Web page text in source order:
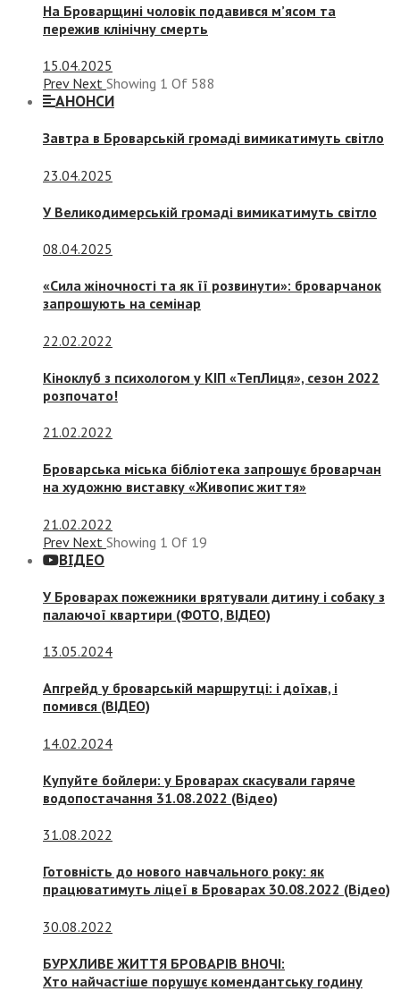
На Броварщині чоловік подавився м’ясом та
пережив клінічну смерть
15.04.2025
Prev Next Showing 1 Of 588
АНОНСИ
Завтра в Броварській громаді вимикатимуть світло
23.04.2025
У Великодимерській громаді вимикатимуть світло
08.04.2025
«Сила жіночності та як її розвинути»: броварчанок
запрошують на семінар
22.02.2022
Кіноклуб з психологом у КІП «ТепЛиця», сезон 2022
розпочато!
21.02.2022
Броварська міська бібліотека запрошує броварчан
на художню виставку «Живопис життя»
21.02.2022
Prev Next Showing 1 Of 19
ВІДЕО
У Броварах пожежники врятували дитину і собаку з
палаючої квартири (ФОТО, ВІДЕО)
13.05.2024
Апгрейд у броварській маршрутці: і доїхав, і
помився (ВІДЕО)
14.02.2024
Купуйте бойлери: у Броварах скасували гаряче
водопостачання 31.08.2022 (Відео)
31.08.2022
Готовність до нового навчального року: як
працюватимуть ліцеї в Броварах 30.08.2022 (Відео)
30.08.2022
БУРХЛИВЕ ЖИТТЯ БРОВАРІВ ВНОЧІ:
Хто найчастіше порушує комендантську годину